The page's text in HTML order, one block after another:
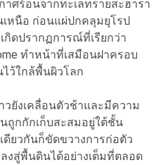
ศร้อนจากทะเลทรายสะฮารา
หนือ ก่อนแผ่ปกคลุมยุโรป
กิดปรากฏการณ์ที่เรียกว่า
ทำหน้าที่เสมือนฝาครอบ
ว้ใกล้พื้นผิวโลก
ยังเคลื่อนตัวช้าและมีความ
ถูกกักเก็บสะสมอยู่ใต้ชั้น
ดียวกันก็ขัดขวางการก่อตัว
งสู่พื้นดินได้อย่างเต็มที่ตลอด